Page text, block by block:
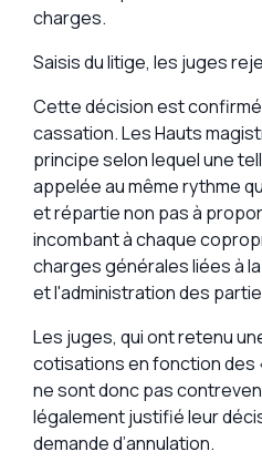
charges.
Saisis du litige, les juges
Cette décision est
cassation. Les Hauts
principe selon lequel une
appelée au même rythme
et répartie non pas à
incombant à chaque
charges générales liées à
et l'administration des
Les juges, qui ont retenu
cotisations en fonction des
ne sont donc pas
légalement justifié leur
demande d’annulation.